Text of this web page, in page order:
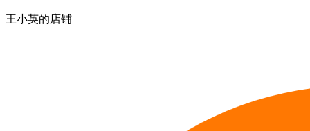
王小英的店铺